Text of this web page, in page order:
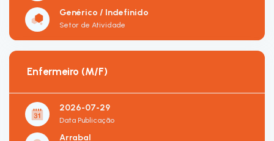
Genérico / Indefinido
Setor de Atividade
Enfermeiro (M/F)
2026-07-29
Data Publicação
Arrabal